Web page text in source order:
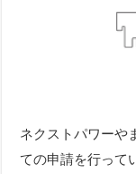
ネクストパワーや
ての申請を行って